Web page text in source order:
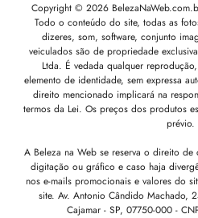
Copyright © 2026
Todo o conteúdo do site, todas as
dizeres, som, software, conjunto
veiculados são de propriedade
Ltda. É vedada qualquer
elemento de identidade, sem expressa
direito mencionado implicará na
termos da Lei. Os preços dos produtos
prévio.
A Beleza na Web se reserva o direito
digitação ou gráfico e caso haja
nos e-mails promocionais e valores do
site. Av. Antonio Cândido Machado,
Cajamar - SP, 07750-000 -